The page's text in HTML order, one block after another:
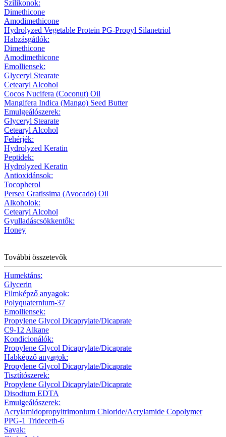
Szilikonok:
Dimethicone
Amodimethicone
Hydrolyzed Vegetable Protein PG-Propyl Silanetriol
Habzásgátlók:
Dimethicone
Amodimethicone
Emolliensek:
Glyceryl Stearate
Cetearyl Alcohol
Cocos Nucifera (Coconut) Oil
Mangifera Indica (Mango) Seed Butter
Emulgeálószerek:
Glyceryl Stearate
Cetearyl Alcohol
Fehérjék:
Hydrolyzed Keratin
Peptidek:
Hydrolyzed Keratin
Antioxidánsok:
Tocopherol
Persea Gratissima (Avocado) Oil
Alkoholok:
Cetearyl Alcohol
Gyulladáscsökkentők:
Honey
További összetevők
Humektáns:
Glycerin
Filmképző anyagok:
Polyquaternium-37
Emolliensek:
Propylene Glycol Dicaprylate/Dicaprate
C9-12 Alkane
Kondicionálók:
Propylene Glycol Dicaprylate/Dicaprate
Habképző anyagok:
Propylene Glycol Dicaprylate/Dicaprate
Tisztítószerek:
Propylene Glycol Dicaprylate/Dicaprate
Disodium EDTA
Emulgeálószerek:
Acrylamidopropyltrimonium Chloride/Acrylamide Copolymer
PPG-1 Trideceth-6
Savak: